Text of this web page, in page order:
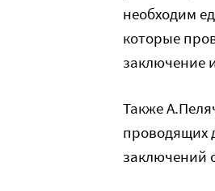
необходим
которые
заключение
Также
проводящих
заключений